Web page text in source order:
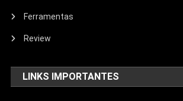
Ferramentas
Review
LINKS IMPORTANTES